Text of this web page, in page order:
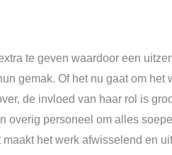
te geven waardoor een
gemak. Of het nu gaat om het
de invloed van haar rol is
overig personeel om alles
het werk afwisselend en